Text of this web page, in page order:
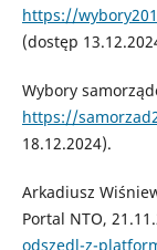
https://
(dostęp
Wybory
https://
18.12.2024).
Arkadiusz
Portal NTO,
odszedl-z-